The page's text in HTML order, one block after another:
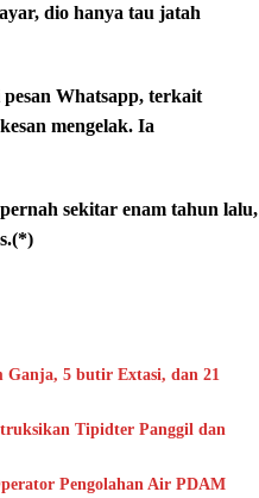
dio hanya tau jatah
Whatsapp, terkait
mengelak. Ia
sekitar enam tahun lalu,
Ganja, 5 butir Extasi, dan 21
Tipidter Panggil dan
Pengolahan Air PDAM